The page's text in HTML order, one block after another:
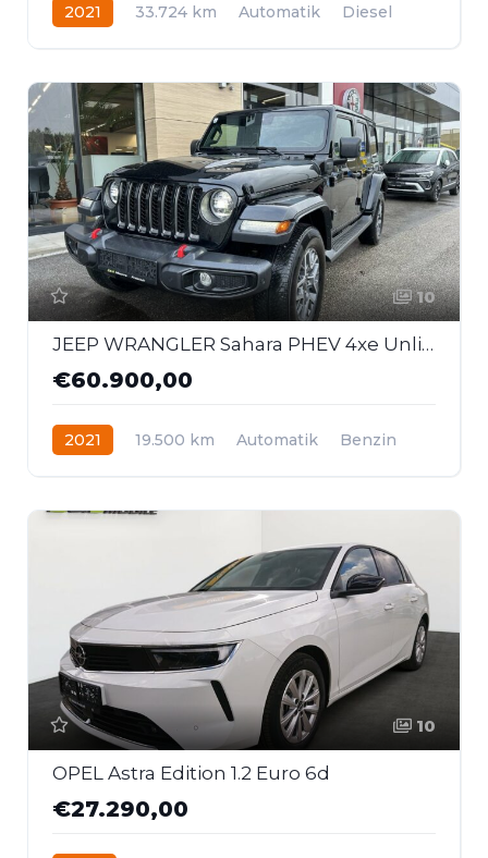
2021 33.724 km Automatik
Diesel
10
JEEP WRANGLER Sahara PHEV 4xe Unlimited *80th Anniversa
€60.900,00
2021 19.500 km Automatik
Benzin
10
OPEL Astra Edition 1.2 Euro 6d
€27.290,00